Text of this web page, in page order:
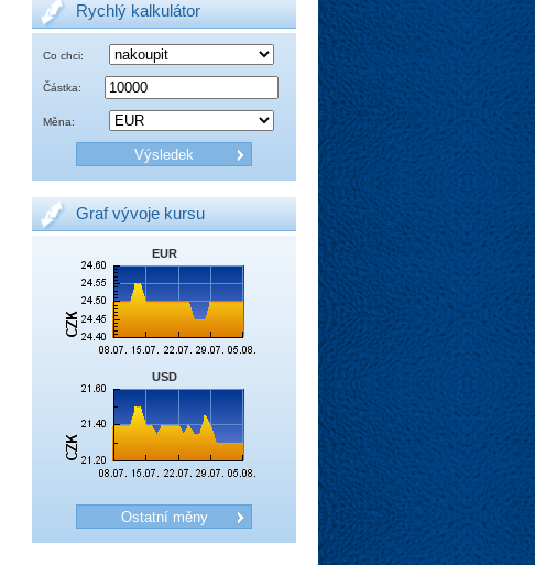
Rychlý kalkulátor
Co chci:
Částka:
Měna:
Graf vývoje kursu
EUR
USD